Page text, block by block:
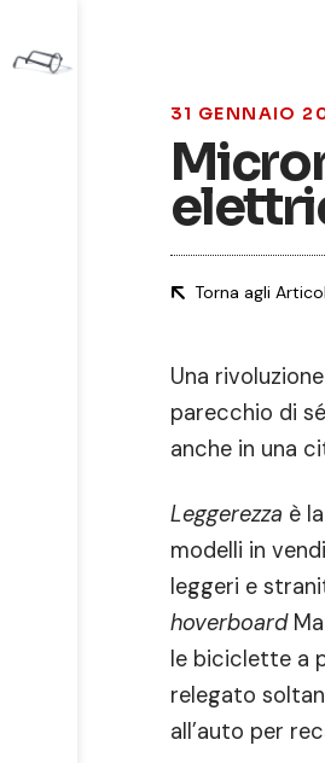
31 GENNAIO
Torna agli
Una
parecchio di
anche in una
Leggerezza è
modelli in
leggeri e
hoverboard
le biciclette a
relegato
all’auto per